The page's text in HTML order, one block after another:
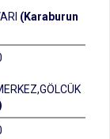
(Karaburun